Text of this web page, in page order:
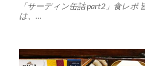
「サーディン缶詰 part2」食レポ
は、…